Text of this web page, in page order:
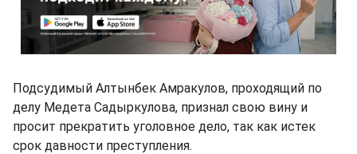
Подсудимый Алтынбек Амракулов, проходящий по
делу Медета Садыркулова, признал свою вину и
просит прекратить уголовное дело, так как истек
срок давности преступления.